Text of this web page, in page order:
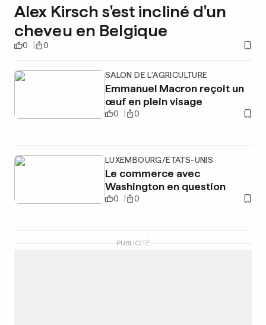
Alex Kirsch s'est incliné d'un
cheveu en Belgique
0 0
SALON DE L'AGRICULTURE
Emmanuel Macron reçoit un
œuf en plein visage
0 0
LUXEMBOURG/ÉTATS-UNIS
Le commerce avec
Washington en question
0 0
PUBLICITÉ